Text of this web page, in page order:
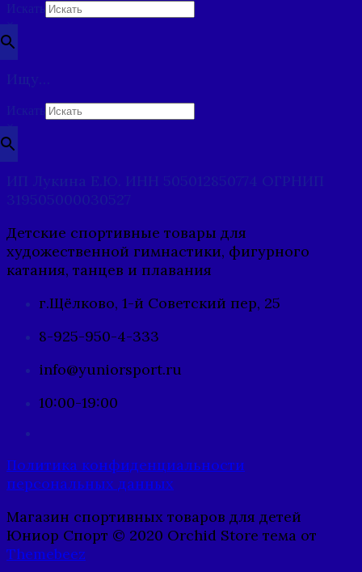
Искать
×
Ищу…
Искать
×
ИП Лукина Е.Ю. ИНН 505012850774 ОГРНИП
319505000030527
Детские спортивные товары для
художественной гимнастики, фигурного
катания, танцев и плавания
г.Щёлково, 1-й Советский пер, 25
8-925-950-4-333
info@yuniorsport.ru
10:00-19:00
Политика конфиденциальности
персональных данных
Магазин спортивных товаров для детей
Юниор Спорт © 2020 Orchid Store тема от
Themebeez